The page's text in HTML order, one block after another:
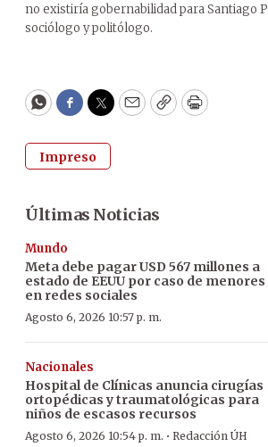
no existiría gobernabilidad para Santiago
sociólogo y politólogo.
WhatsApp
Facebook
Twitter
EmailCopyPrint
Impreso
Últimas Noticias
Mundo
Meta debe pagar USD 567 millones a
estado de EEUU por caso de menores
en redes sociales
Agosto 6, 2026 10:57 p. m.
Nacionales
Hospital de Clínicas anuncia cirugías
ortopédicas y traumatológicas para
niños de escasos recursos
Agosto 6, 2026 10:54 p. m. · Redacción ÚH